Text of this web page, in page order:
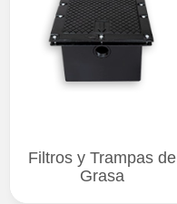
Filtros y Trampas de
Grasa